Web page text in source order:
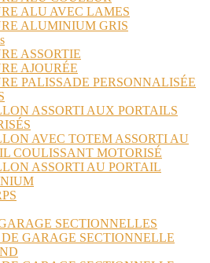
ALU AVEC LAMES
ALUMINIUM GRIS
ASSORTIE
AJOURÉE
PALISSADE PERSONNALISÉE
ASSORTI AUX PORTAILS
AVEC TOTEM ASSORTI AU
COULISSANT MOTORISÉ
ASSORTI AU PORTAIL
SECTIONNELLES
DE GARAGE SECTIONNELLE